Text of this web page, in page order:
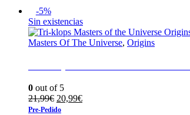
-5%
Sin existencias
Masters Of The Universe, Origins
0 out of 5
21,99€ El
precio
20,99€El
Pre-Pedido